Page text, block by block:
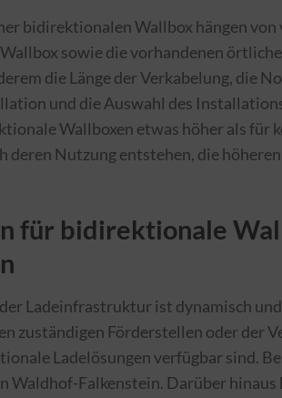
bidirektionalen Wallbox hängen von
sowie die vorhandenen
die Länge der Verkabelung, die
und die Auswahl des
Wallboxen etwas höher als für
deren Nutzung entstehen, die
für bidirektionale
Ladeinfrastruktur ist dynamisch
zuständigen Förderstellen oder der
Ladelösungen verfügbar sind.
Waldhof-Falkenstein. Darüber hinaus